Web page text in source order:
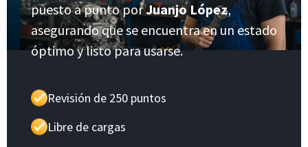
puesto a punto porJuanjo López,
asegurando que se encuentra en un estado
óptimo y listo para usarse.
Revisión de 250 puntos
Libre de cargas